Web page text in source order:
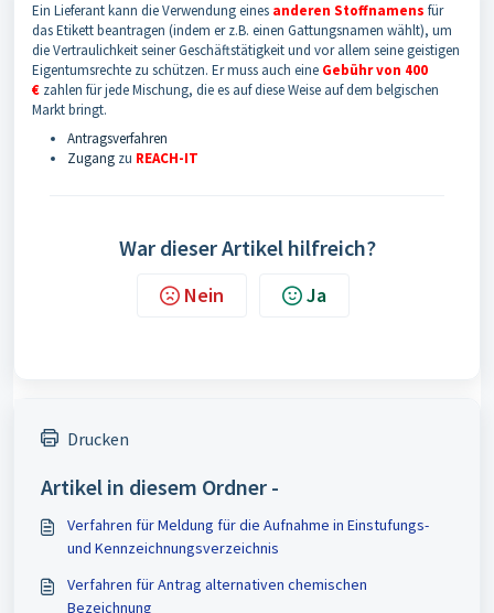
Ein Lieferant kann die Verwendung eines anderen Stoffnamens für
das Etikett beantragen (indem er z.B. einen Gattungsnamen wählt), um
die Vertraulichkeit seiner Geschäftstätigkeit und vor allem seine geistigen
Eigentumsrechte zu schützen. Er muss auch eine Gebühr von 400
€ zahlen für jede Mischung, die es auf diese Weise auf dem belgischen
Markt bringt.
Antragsverfahren
Zugang zu REACH-IT
War dieser Artikel hilfreich?
Nein Ja
Drucken
Artikel in diesem Ordner -
Verfahren für Meldung für die Aufnahme in Einstufungs-
und Kennzeichnungsverzeichnis
Verfahren für Antrag alternativen chemischen
Bezeichnung